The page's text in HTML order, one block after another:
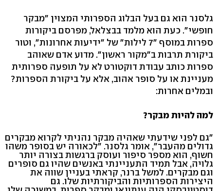
גלסנר הוא גם בעל הבלוג הספרותי המצוין "מבקר
חופשי". כעת הוא מלמד בבצלאל, מפרסם ביקורות
ספרות במוסף "7 לילות" של "ידיעות אחרונות", וטור
ביקורת תרבות ב"מקור ראשון". מדוע אדם שאוהב
ספרות כותב עבודת דוקטורט לא על תופעה ספרותית
מעניינת או על סופר אהוב, אלא על ביקורת הספרות?
ובמלים אחרות:
למה להיות מבקר?
"גם לפני שידעתי שאהיה מבקר נהניתי לקרוא מבקרים
גדולים מהעבר", אומר גלסנר. "לכאורה יש בסופר משהו
חשוף, הוא מספר סיפור ועוסק ברגשות בצורה יותר
גלויה, אבל תמיד התעניינתי באנשים שהיו גם סופרים
וגם מבקרים. למשל ברנר, קראתי בעניין שווה את
היצירות הספרותיות והביקורתיות שלו. גם